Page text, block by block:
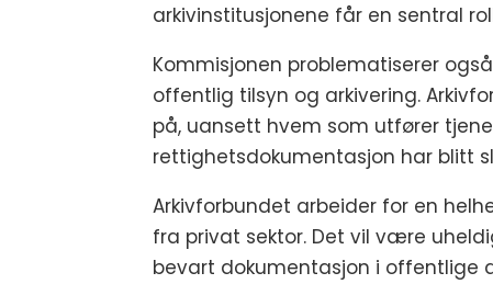
arkivinstitusjonene får en sentral
Kommisjonen problematiserer
offentlig tilsyn og arkivering.
på, uansett hvem som utfører
rettighetsdokumentasjon har blitt
Arkivforbundet arbeider for en
fra privat sektor. Det vil være
bevart dokumentasjon i offentlige